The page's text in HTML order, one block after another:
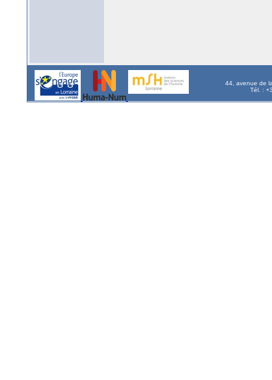
44, avenue de
Tél. :